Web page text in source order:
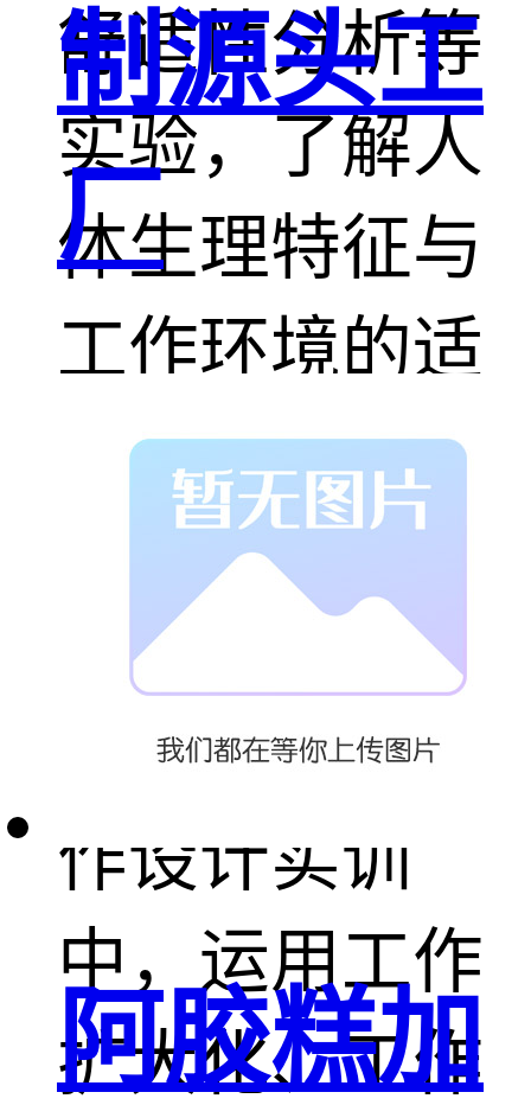
舒适性分析等
实验，了解人
体生理特征与
工作环境的适
配关系，优化
工作场所布局
和设备人机界
面设计。在工
作设计实训
中，运用工作
扩大化、工作
制源头工
厂
阿胶糕加